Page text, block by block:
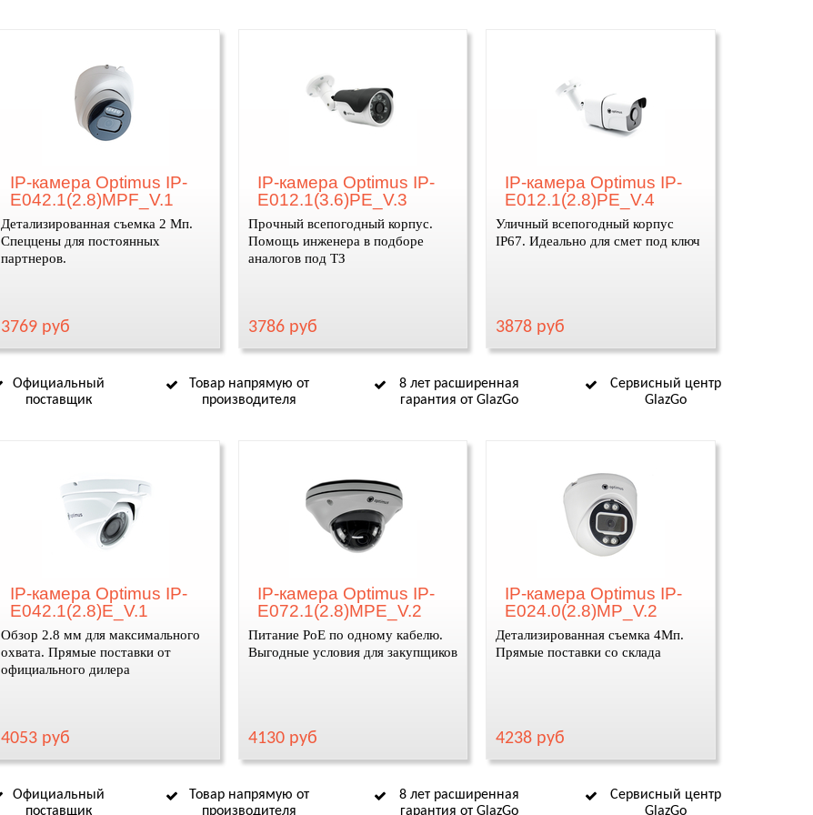
IP-камера Optimus IP-
E042.1(2.8)MPF_V.1
Детализированная съемка 2 Мп.
Спеццены для постоянных
партнеров.
3769 руб
IP-камера Optimus IP-
E012.1(3.6)PE_V.3
Прочный всепогодный корпус.
Помощь инженера в подборе
аналогов под ТЗ
3786 руб
IP-камера Optimus IP-
E012.1(2.8)PE_V.4
Уличный всепогодный корпус
IP67. Идеально для смет под ключ
3878 руб
Официальный
поставщик
Товар напрямую от
производителя
8 лет расширенная
гарантия от GlazGo
Сервисный центр
GlazGo
IP-камера Optimus IP-
E042.1(2.8)E_V.1
Обзор 2.8 мм для максимального
охвата. Прямые поставки от
официального дилера
4053 руб
IP-камера Optimus IP-
E072.1(2.8)MPE_V.2
Питание PoE по одному кабелю.
Выгодные условия для закупщиков
4130 руб
IP-камера Optimus IP-
E024.0(2.8)MP_V.2
Детализированная съемка 4Мп.
Прямые поставки со склада
4238 руб
Официальный
поставщик
Товар напрямую от
производителя
8 лет расширенная
гарантия от GlazGo
Сервисный центр
GlazGo